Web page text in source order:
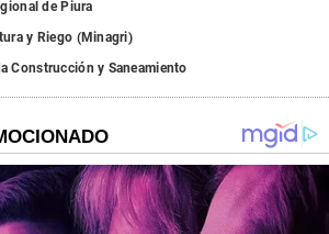
de Piura
y Riego (Minagri)
Construcción y Saneamiento